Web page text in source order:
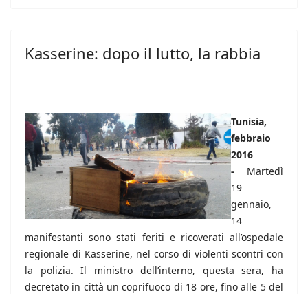
Kasserine: dopo il lutto, la rabbia
Tunisia,
febbraio
2016
- Martedì
19
gennaio,
14
manifestanti sono stati feriti e ricoverati all’ospedale
regionale di Kasserine, nel corso di violenti scontri con
la polizia. Il ministro dell’interno, questa sera, ha
decretato in città un coprifuoco di 18 ore, fino alle 5 del